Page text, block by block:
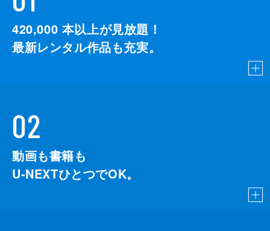
420,000 本以上が見放題！
最新レンタル作品も充実。
02
動画も書籍も
U-NEXTひとつでOK。